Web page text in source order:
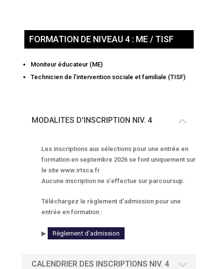
FORMATION DE NIVEAU 4 : ME / TISF
Moniteur éducateur (ME)
Technicien de l’intervention sociale et familiale (TISF)
MODALITES D'INSCRIPTION NIV. 4
Les inscriptions aux sélections pour une entrée en
formation en septembre 2026 se font uniquement sur
le site www.irtsca.fr
Aucune inscription ne s’effectue sur parcoursup.
Téléchargez le règlement d’admission pour une
entrée en formation :
▶ Règlement d’admission
CALENDRIER DES INSCRIPTIONS NIV. 4